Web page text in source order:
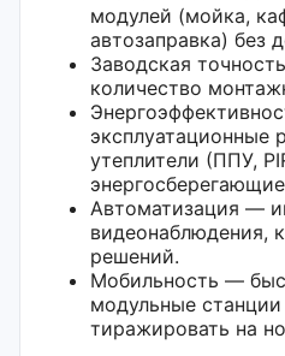
модулей (мойка,
автозаправка) без
Заводская
количество
утеплители (ППУ,
Автоматизация —
видеонаблюдения,
решений.
Мобильность —
модульные
тиражировать на